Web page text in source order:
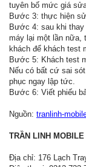
tuyên bố mức giá
Bước 3: thực hiện
Bước 4: sau khi
máy lại một lần nữa,
khách để khách test
Bước 5: Khách test
Nếu có bất cứ sai
phục ngay lập tức.
Bước 6: Viết phiếu
Nguồn: tranlinh-
TRẦN LINH MOBILE
Địa chỉ: 176 Lạch